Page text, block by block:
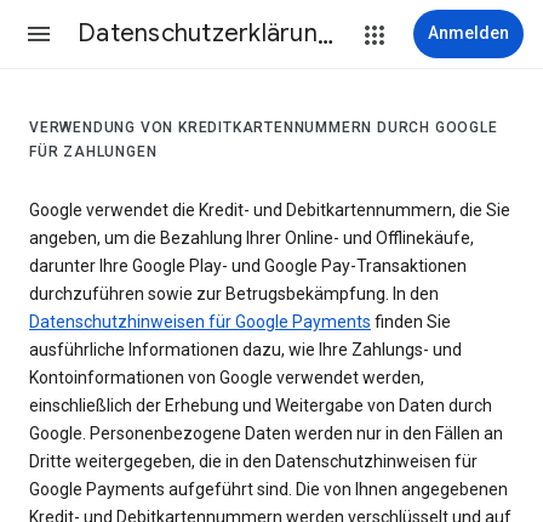
Datenschutzerklärung & Nutzungsbedingungen Anmelden
VERWENDUNG VON KREDITKARTENNUMMERN DURCH GOOGLE
FÜR ZAHLUNGEN
Google verwendet die Kredit- und Debitkartennummern, die Sie
angeben, um die Bezahlung Ihrer Online- und Offlinekäufe,
darunter Ihre Google Play- und Google Pay-Transaktionen
durchzuführen sowie zur Betrugsbekämpfung. In den
Datenschutzhinweisen für Google Payments finden Sie
ausführliche Informationen dazu, wie Ihre Zahlungs- und
Kontoinformationen von Google verwendet werden,
einschließlich der Erhebung und Weitergabe von Daten durch
Google. Personenbezogene Daten werden nur in den Fällen an
Dritte weitergegeben, die in den Datenschutzhinweisen für
Google Payments aufgeführt sind. Die von Ihnen angegebenen
Kredit- und Debitkartennummern werden verschlüsselt und auf